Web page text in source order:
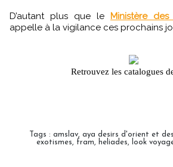
D’autant plus que le Ministère
appelle à la vigilance ces prochains
Retrouvez les catalogues
Tags : amslav, aya desirs d'orient et
exotismes, fram, heliades, look